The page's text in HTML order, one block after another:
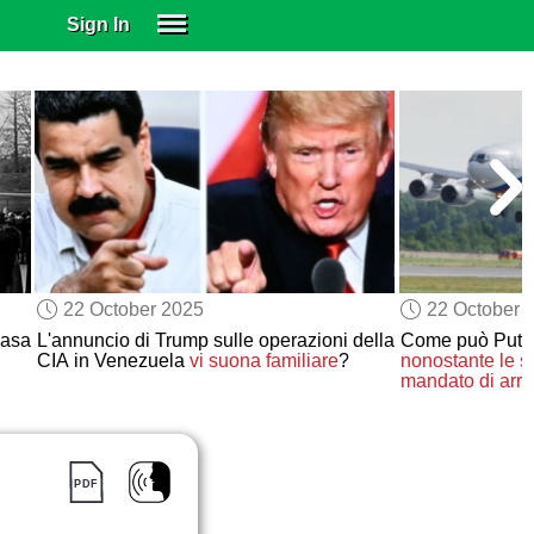
Sign In
SUBSCRIBE
EDUCATIONAL LICENSES
GIFT CARDS
OTHER LANGUAGES
ABOUT US
ALEXA
ADJUST COLORS
22 October 2025
L'annuncio di Trump sulle operazioni della
CIA in Venezuela vi suona familiare?
22 October
Come può
nonostante le
mandato di